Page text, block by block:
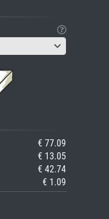
€ 77.09
€ 13.05
€ 42.74
€ 1.09